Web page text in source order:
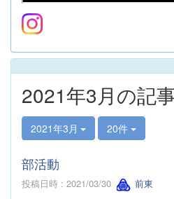
2021年3月の記
2021年3月 20件
部活動
投稿日時 : 2021/03/30 前東